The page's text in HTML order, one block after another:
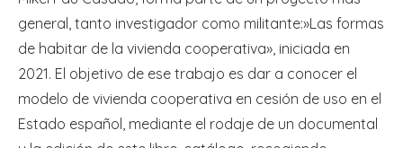
general, tanto investigador como militante:»Las formas
de habitar de la vivienda cooperativa», iniciada en
2021. El objetivo de ese trabajo es dar a conocer el
modelo de vivienda cooperativa en cesión de uso en el
Estado español, mediante el rodaje de un documental